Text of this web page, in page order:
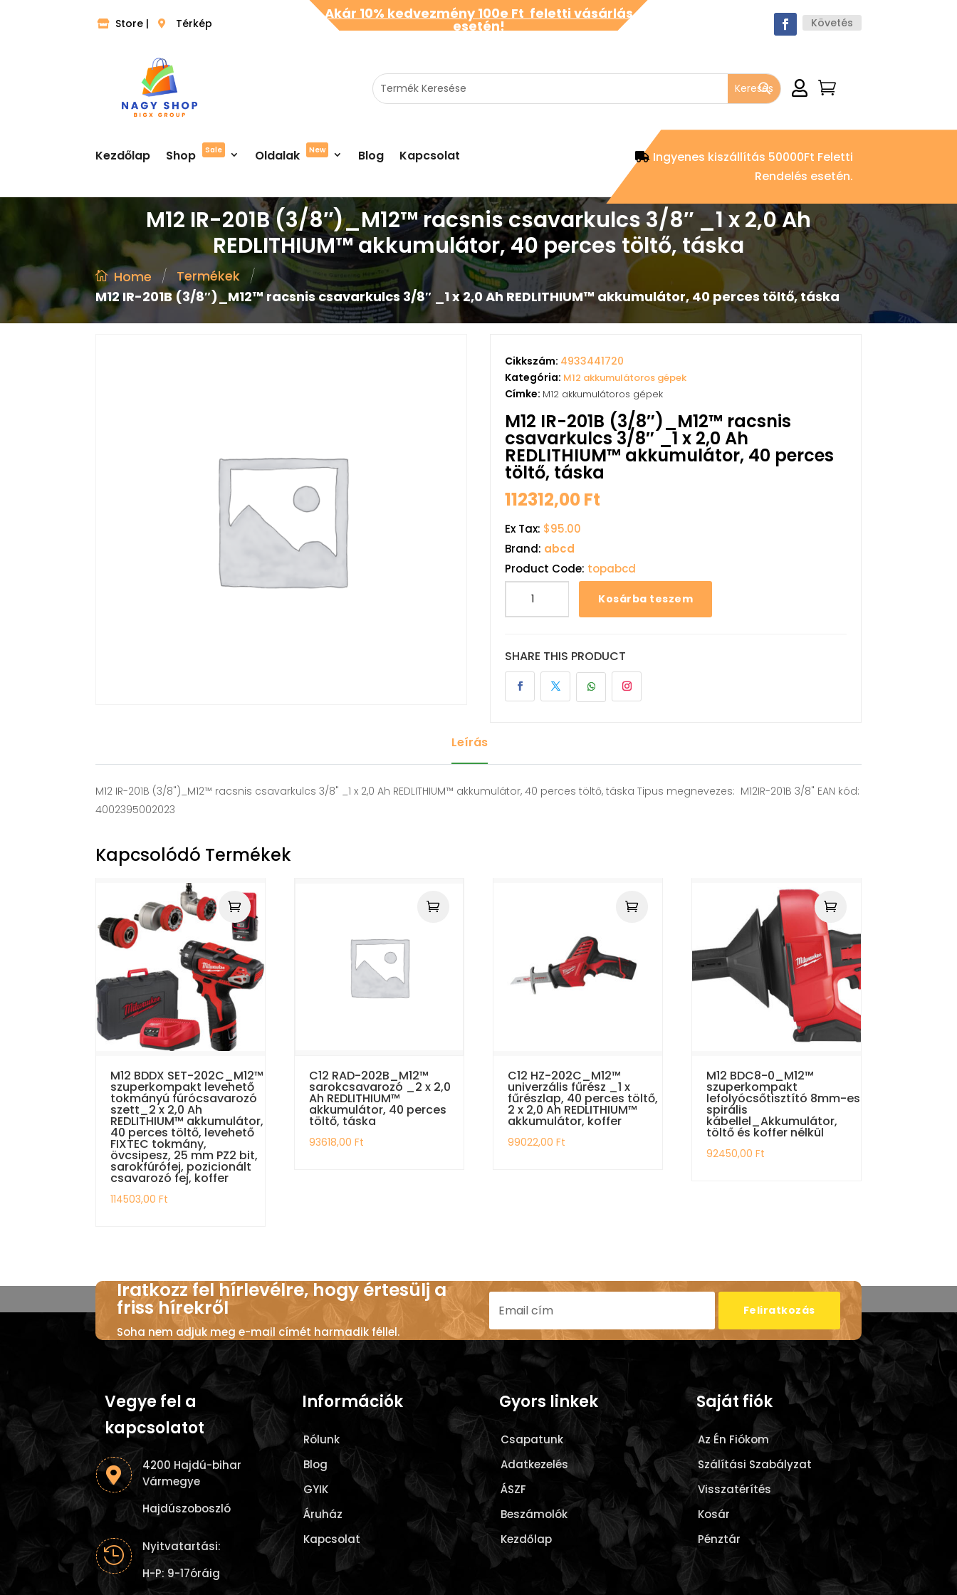
Store | Térkép
Akár 10% kedvezmény 100e Ft feletti vásárlás
esetén! Követés
 
Kezdőlap Shop Sale Oldalak New Blog Kapcsolat
Ingyenes kiszállítás 50000Ft Feletti
Rendelés esetén.
M12 IR-201B (3/8″)_M12™ racsnis csavarkulcs 3/8″ _1 x 2,0 Ah
REDLITHIUM™ akkumulátor, 40 perces töltő, táska
Home / Termékek /
M12 IR-201B (3/8″)_M12™ racsnis csavarkulcs 3/8″ _1 x 2,0 Ah REDLITHIUM™ akkumulátor, 40 perces töltő, táska
Cikkszám: 4933441720
Kategória: M12 akkumulátoros gépek
Címke: M12 akkumulátoros gépek
M12 IR-201B (3/8″)_M12™ racsnis
csavarkulcs 3/8″ _1 x 2,0 Ah
REDLITHIUM™ akkumulátor, 40 perces
töltő, táska
112312,00Ft
Ex Tax: $95.00
Brand: abcd
Product Code: topabcd
Kosárba teszem
SHARE THIS PRODUCT
Leírás
M12 IR-201B (3/8")_M12™ racsnis csavarkulcs 3/8" _1 x 2,0 Ah REDLITHIUM™ akkumulátor, 40 perces töltő, táska Tipus megnevezes: M12IR-201B 3/8" EAN kód:
4002395002023
Kapcsolódó Termékek
M12 BDDX SET-202C_M12™
szuperkompakt levehető
tokmányú fúrócsavarozó
szett_2 x 2,0 Ah
REDLITHIUM™ akkumulátor,
40 perces töltő, levehető
FIXTEC tokmány,
övcsipesz, 25 mm PZ2 bit,
sarokfúrófej, pozicionált
csavarozó fej, koffer
114503,00Ft
C12 RAD-202B_M12™
sarokcsavarozó _2 x 2,0
Ah REDLITHIUM™
akkumulátor, 40 perces
töltő, táska
93618,00Ft
C12 HZ-202C_M12™
univerzális fűrész _1 x
fűrészlap, 40 perces töltő,
2 x 2,0 Ah REDLITHIUM™
akkumulátor, koffer
99022,00Ft
M12 BDC8-0_M12™
szuperkompakt
lefolyócsőtisztító 8mm-es
spirális
kábellel_Akkumulátor,
töltő és koffer nélkül
92450,00Ft
Iratkozz fel hírlevélre, hogy értesülj a
friss hírekről
Soha nem adjuk meg e-mail címét harmadik féllel.
Feliratkozás
Vegye fel a
kapcsolatot

4200 Hajdú-bihar
Vármegye
Hajdúszoboszló

Nyitvatartási:
H-P: 9-17óráig
Információk
Rólunk
Blog
GYIK
Áruház
Kapcsolat
Gyors linkek
Csapatunk
Adatkezelés
ÁSZF
Beszámolók
Kezdőlap
Saját fiók
Az Én Fiókom
Szálítási Szabályzat
Visszatérítés
Kosár
Pénztár